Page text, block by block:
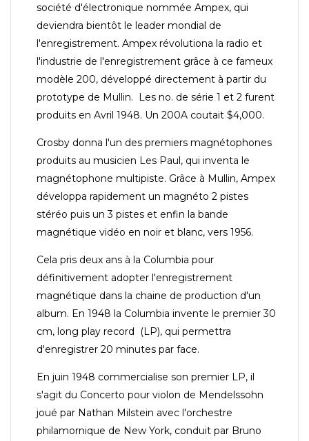
société d'électronique nommée Ampex, qui
deviendra bientôt le leader mondial de
l'enregistrement. Ampex révolutiona la radio et
l'industrie de l'enregistrement grâce à ce fameux
modèle 200, développé directement à partir du
prototype de Mullin. Les no. de série 1 et 2 furent
produits en Avril 1948. Un 200A coutait $4,000.
Crosby donna l'un des premiers magnétophones
produits au musicien Les Paul, qui inventa le
magnétophone multipiste. Grâce à Mullin, Ampex
développa rapidement un magnéto 2 pistes
stéréo puis un 3 pistes et enfin la bande
magnétique vidéo en noir et blanc, vers 1956.
Cela pris deux ans à la Columbia pour
définitivement adopter l'enregistrement
magnétique dans la chaine de production d'un
album. En 1948 la Columbia invente le premier 30
cm, long play record (LP), qui permettra
d'enregistrer 20 minutes par face.
En juin 1948 commercialise son premier LP, il
s'agit du Concerto pour violon de Mendelssohn
joué par Nathan Milstein avec l'orchestre
philamornique de New York, conduit par Bruno